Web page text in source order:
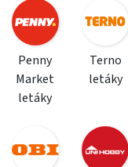
Penny
Market
letáky
Terno
letáky